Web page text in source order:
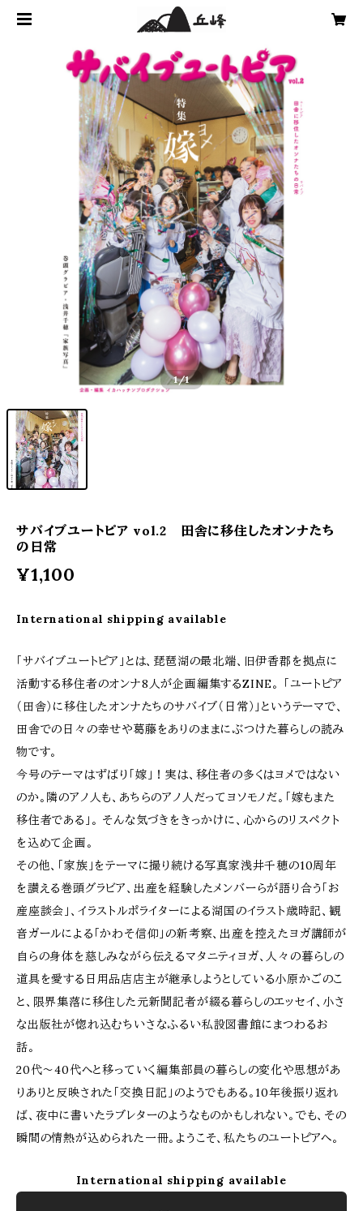
1/1
サバイブユートピア vol.2 田舎に移住したオンナたち
の日常
¥1,100
International shipping available
「サバイブユートピア」とは、琵琶湖の最北端、旧伊香郡を拠点に
活動する移住者のオンナ8人が企画編集するZINE。 「ユートピア
（田舎）に移住したオンナたちのサバイブ（日常）」というテーマで、
田舎での日々の幸せや葛藤をありのままにぶつけた暮らしの読み
物です。
今号のテーマはずばり「嫁」！実は、移住者の多くはヨメではない
のか。隣のアノ人も、あちらのアノ人だってヨソモノだ。「嫁もまた
移住者である」。 そんな気づきをきっかけに、心からのリスペクト
を込めて企画。
その他、「家族」をテーマに撮り続ける写真家浅井千穂の10周年
を讃える巻頭グラビア、出産を経験したメンバーらが語り合う「お
産座談会」、イラストルポライターによる湖国のイラスト歳時記、観
音ガールによる「かわそ信仰」の新考察、出産を控えたヨガ講師が
自らの身体を慈しみながら伝えるマタニティヨガ、人々の暮らしの
道具を愛する日用品店店主が継承しようとしている小原かごのこ
と、限界集落に移住した元新聞記者が綴る暮らしのエッセイ、小さ
な出版社が惚れ込むちいさなふるい私設図書館にまつわるお
話。
20代～40代へと移っていく編集部員の暮らしの変化や思想があ
りありと反映された「交換日記」のようでもある。10年後振り返れ
ば、夜中に書いたラブレターのようなものかもしれない。でも、その
瞬間の情熱が込められた一冊。ようこそ、私たちのユートピアへ。
International shipping available